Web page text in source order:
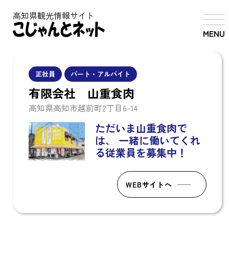
MENU
高知県観光情報サイト
正社員 パート・アルバイト
有限会社 山重食肉
高知県高知市越前町2丁目6-14
ただいま山重食肉で
は、
一緒に働いてくれ
る従業員を募集中！
WEBサイトへ